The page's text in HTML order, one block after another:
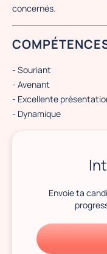
concernés.
- Souriant
- Avenant
- Excellente
- Dynamique
Envoie ta